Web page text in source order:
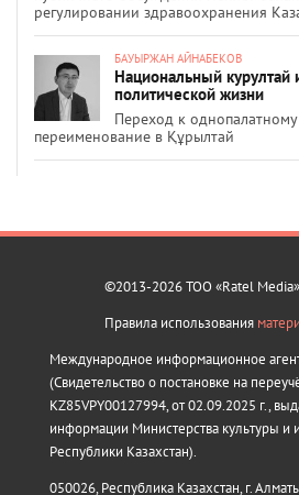
регулировании здравоохранения
БАУЫРЖАН АЙНАБЕКОВ
Национальный курултай
политической жизни
Переход к
переименование в Құрылтай
©2013-2026 ТОО «Ratel Media»
Правила использования
Международное информационное
(Свидетельство о постановке на
KZ85VPY00127994, от 02.09.2025 г.,
информации Министерства культуры и
Республики Казахстан).
050026, Республика Казахстан, г.